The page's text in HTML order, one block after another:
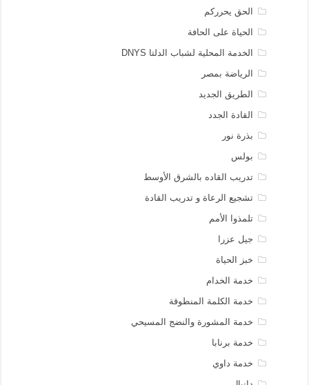
الحق يحرركم
الحياة على الحافة
الخدمة المحلية لشباب الدلتا DNYS
الرياضة بمصر
الطريق الجديد
القادة الجدد
بذرة نور
بولس
تدريب القاده بالشرق الأوسط
تشجيع الرعاة و تدريب القادة
تلمذوا الأمم
جيل عزرا
خبز الحياة
خدمة الخدام
خدمة الكلمة المنطوقة
خدمة المشورة والنضج المسيحي
خدمة برنابا
خدمة داوي